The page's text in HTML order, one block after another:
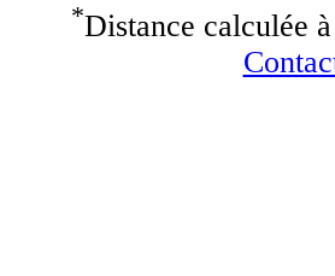
*Distance calculée